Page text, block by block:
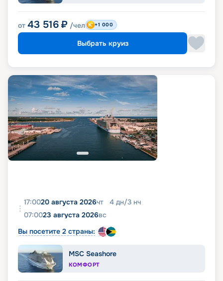
от 43 516 ₽ /чел +1 000
Выбрать круиз
17:0020 августа 2026чт 4 дн/3 нч
07:0023 августа 2026вс
Вы посетите 2 страны:
MSC Seashore
КОМФОРТ